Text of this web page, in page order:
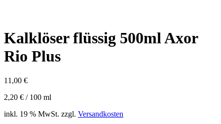
Kalklöser flüssig 500ml Axor
Rio Plus
11,00 €
2,20 € / 100 ml
inkl. 19 % MwSt. zzgl. Versandkosten